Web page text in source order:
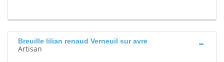
Breuille lilian renaud Verneuil sur avre
Artisan